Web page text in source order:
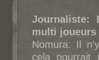
Journaliste:
multi joueurs
Nomura: Il
cela pourrait